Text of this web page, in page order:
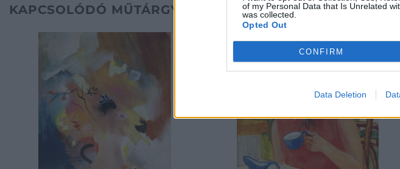
of my Personal Data that Is Unrelated
was collected.
Opted Out
CONFIRM
Data Deletion
KAPCSOLÓDÓ MŰTÁRGYAK